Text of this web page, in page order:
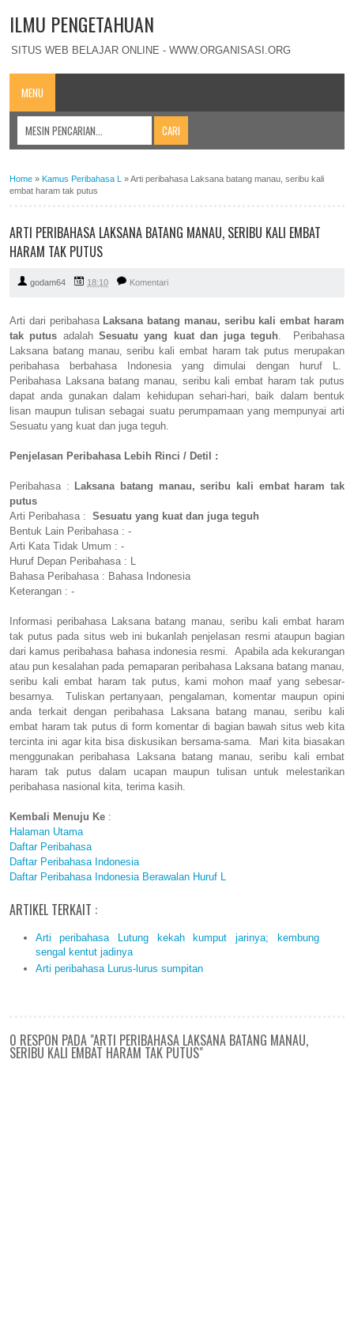
ILMU PENGETAHUAN
SITUS WEB BELAJAR ONLINE - WWW.ORGANISASI.ORG
MENU
Home » Kamus Peribahasa L »Arti peribahasa Laksana batang manau, seribu kali
embat haram tak putus
ARTI PERIBAHASA LAKSANA BATANG MANAU, SERIBU KALI EMBAT
HARAM TAK PUTUS
godam64 18:10 Komentari
Arti dari peribahasa Laksana batang manau, seribu kali embat haram
tak putus adalah Sesuatu yang kuat dan juga teguh. Peribahasa
Laksana batang manau, seribu kali embat haram tak putus merupakan
peribahasa berbahasa Indonesia yang dimulai dengan huruf L.
Peribahasa Laksana batang manau, seribu kali embat haram tak putus
dapat anda gunakan dalam kehidupan sehari-hari, baik dalam bentuk
lisan maupun tulisan sebagai suatu perumpamaan yang mempunyai arti
Sesuatu yang kuat dan juga teguh.
Penjelasan Peribahasa Lebih Rinci / Detil :
Peribahasa : Laksana batang manau, seribu kali embat haram tak
putus
Arti Peribahasa : Sesuatu yang kuat dan juga teguh
Bentuk Lain Peribahasa : -
Arti Kata Tidak Umum : -
Huruf Depan Peribahasa : L
Bahasa Peribahasa : Bahasa Indonesia
Keterangan : -
Informasi peribahasa Laksana batang manau, seribu kali embat haram
tak putus pada situs web ini bukanlah penjelasan resmi ataupun bagian
dari kamus peribahasa bahasa indonesia resmi. Apabila ada kekurangan
atau pun kesalahan pada pemaparan peribahasa Laksana batang manau,
seribu kali embat haram tak putus, kami mohon maaf yang sebesar-
besarnya. Tuliskan pertanyaan, pengalaman, komentar maupun opini
anda terkait dengan peribahasa Laksana batang manau, seribu kali
embat haram tak putus di form komentar di bagian bawah situs web kita
tercinta ini agar kita bisa diskusikan bersama-sama. Mari kita biasakan
menggunakan peribahasa Laksana batang manau, seribu kali embat
haram tak putus dalam ucapan maupun tulisan untuk melestarikan
peribahasa nasional kita, terima kasih.
Kembali Menuju Ke :
Halaman Utama
Daftar Peribahasa
Daftar Peribahasa Indonesia
Daftar Peribahasa Indonesia Berawalan Huruf L
ARTIKEL TERKAIT :
Arti peribahasa Lutung kekah kumput jarinya; kembung
sengal kentut jadinya
Arti peribahasa Lurus-lurus sumpitan
0 RESPON PADA "ARTI PERIBAHASA LAKSANA BATANG MANAU,
SERIBU KALI EMBAT HARAM TAK PUTUS"